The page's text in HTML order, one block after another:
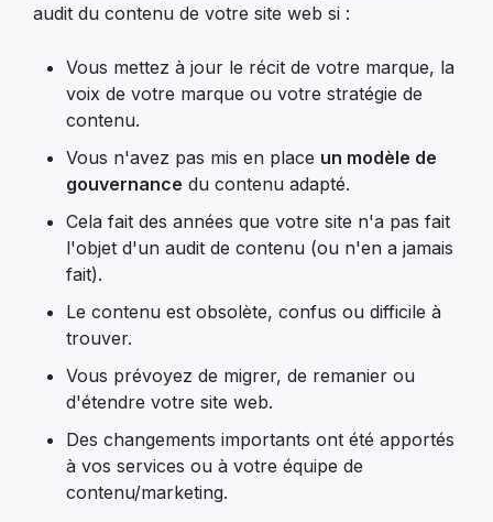
audit du contenu de votre site web si :
Vous mettez à jour le récit de votre marque, la
voix de votre marque ou votre stratégie de
contenu.
Vous n'avez pas mis en place un modèle de
gouvernance du contenu adapté.
Cela fait des années que votre site n'a pas fait
l'objet d'un audit de contenu (ou n'en a jamais
fait).
Le contenu est obsolète, confus ou difficile à
trouver.
Vous prévoyez de migrer, de remanier ou
d'étendre votre site web.
Des changements importants ont été apportés
à vos services ou à votre équipe de
contenu/marketing.